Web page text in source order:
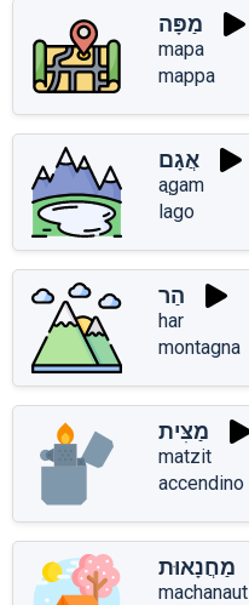
מַפָּה
mapa
mappa
אֲגָם
aֲgam
lago
הַר
har
montagna
מַצִּית
matzit
accendino
מַחֲנָאוּת
machanaut